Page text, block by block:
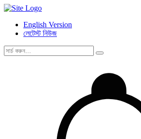
English Version
লেটেস্ট নিউজ